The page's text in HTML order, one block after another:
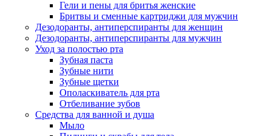
Гели и пены для бритья женские
Бритвы и сменные картриджи для мужчин
Дезодоранты, антиперспиранты для женщин
Дезодоранты, антиперспиранты для мужчин
Уход за полостью рта
Зубная паста
Зубные нити
Зубные щетки
Ополаскиватель для рта
Отбеливание зубов
Средства для ванной и душа
Мыло